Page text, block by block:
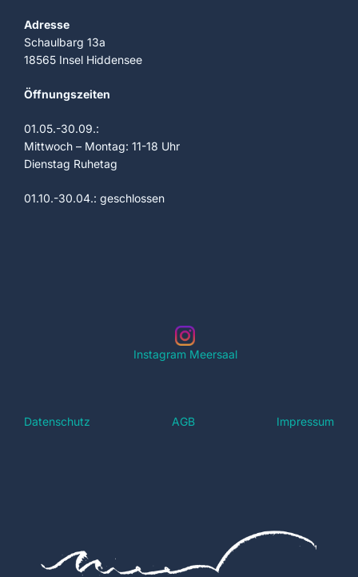
Adresse
Schaulbarg 13a
18565 Insel Hiddensee
Öffnungszeiten
01.05.-30.09.:
Mittwoch – Montag: 11-18 Uhr
Dienstag Ruhetag
01.10.-30.04.: geschlossen
Instagram Meersaal
Datenschutz AGB Impressum